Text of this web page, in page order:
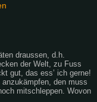
draussen, d.h.
der Welt, zu Fuss
gut, das ess’ ich gerne!
den muss
mitschleppen. Wovon